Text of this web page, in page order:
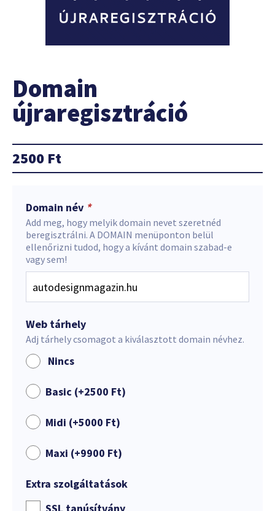
Domain
újraregisztráció
2500 Ft
Domain név *
Add meg, hogy melyik domain nevet szeretnéd
beregisztrálni. A DOMAIN menüponton belül
ellenőrizni tudod, hogy a kívánt domain szabad-e
vagy sem!
Web tárhely
Adj tárhely csomagot a kiválasztott domain névhez.
Nincs
Basic (+2500 Ft)
Midi (+5000 Ft)
Maxi (+9900 Ft)
Extra szolgáltatások